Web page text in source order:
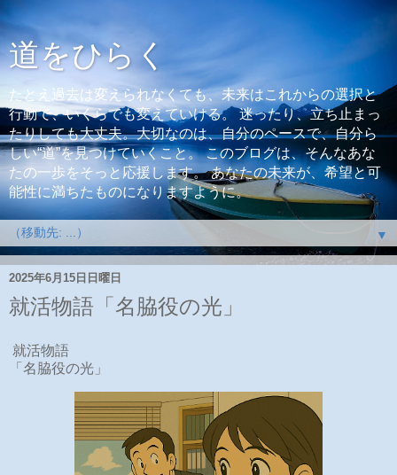
道をひらく
たとえ過去は変えられなくても、未来はこれからの選択と
行動で、いくらでも変えていける。 迷ったり、立ち止まっ
たりしても大丈夫。大切なのは、自分のペースで、自分ら
しい“道”を見つけていくこと。 このブログは、そんなあな
たの一歩をそっと応援します。 あなたの未来が、希望と可
能性に満ちたものになりますように。
▼
2025年6月15日日曜日
就活物語「名脇役の光」
就活物語
「名脇役の光」